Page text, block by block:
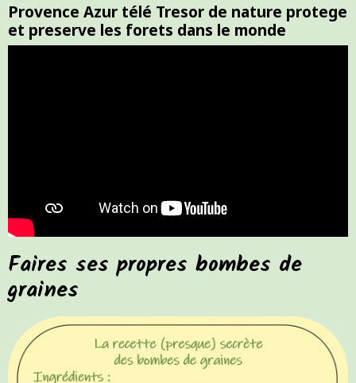
Provence Azur télé Tresor de nature protege
et preserve les forets dans le monde
Faires ses propres bombes de
graines